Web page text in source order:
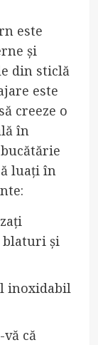
este
și
din sticlă
este
creeze o
în
luați în
blaturi și
inoxidabil
că